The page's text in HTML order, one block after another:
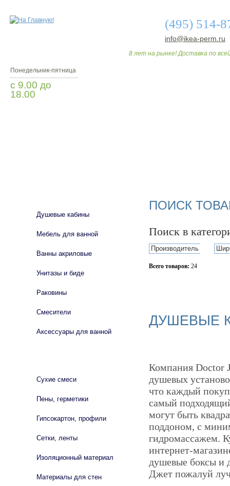
(495) 514-
info@ikea-perm.ru
8 лет на рынке! Доставка по
Понедельник-пятница
с 9.00 до
18.00
ПОИСК
Поиск в
Производитель
Всего товаров: 24
ДУШЕВЫЕ
Компания Doctor
душевых
что каждый
самый
могут быть
поддоном, с
гидромассажем.
интернет-
душевые боксы и
Джет пожалуй
Душевые кабины
Мебель для ванной
Ванны акриловые
Унитазы и биде
Раковины
Смесители
Аксессуары для ванной
Сухие смеси
Пены, герметики
Гипсокартон, профили
Сетки, ленты
Изоляционный материал
Материалы для стен